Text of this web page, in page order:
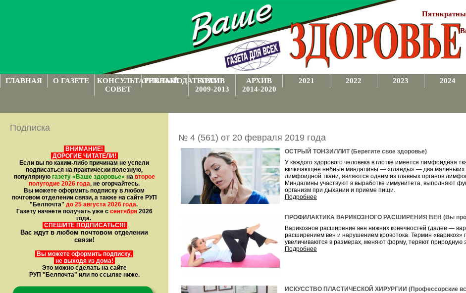
ГЛАВНАЯ О ГАЗЕТЕ
КОНСУЛЬТАТИВНЫЙ
СОВЕТ
РЕКЛАМОДАТЕЛЯМ
АРХИВ
2009-2013
АРХИВ
2014-2020
2021 2022 2023 2024
Подписка
ВНИМАНИЕ!
ДОРОГИЕ ЧИТАТЕЛИ!
Если вы по каким-либо причинам не успели
подписаться на практически полезную,
популярную газету «Ваше здоровье» на второе
полугодие 2026 года, не огорчайтесь.
Вы можете оформить подписку в любом
почтовом отделении связи, а также на сайте РУП
"Белпочта" до 25 августа 2026 года.
Газету начнете получать уже с сентября2026
года.
СПЕШИТЕ ПОДПИСАТЬСЯ!
Вас ждут в любом почтовом отделении
связи!
Вы можете оформить подписку,
не выходя из дома!
Это можно сделать на сайте
РУП "Белпочта" или по ссылке ниже.
№ 4 (561) от 20 февраля 2019 года
ОСТРЫЙ ТОНЗИЛЛИТ (Берегите свое здоровье)
У каждого здорового человека в глотке имеется лимфоидная
включающее небные миндалины — «гланды» — два маленьких
лимфоидной ткани, являются одним из главных органов
Миндалины участвуют в выработке иммунитета, выполняют
организм при дыхании и приеме пищи.
Подробнее
ПРОФИЛАКТИКА ВАРИКОЗНОГО РАСШИРЕНИЯ ВЕН (Вы
Варикозное расширение вен нижних конечностей (далее —
расширением вен и нарушением кровотока. Термин
увеличиваются в размерах, меняют форму, теряют природную
Подробнее
ИСКУССТВО ПЛАСТИЧЕСКОЙ ХИРУРГИИ (Профессорские